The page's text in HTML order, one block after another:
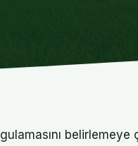
belirlemeye